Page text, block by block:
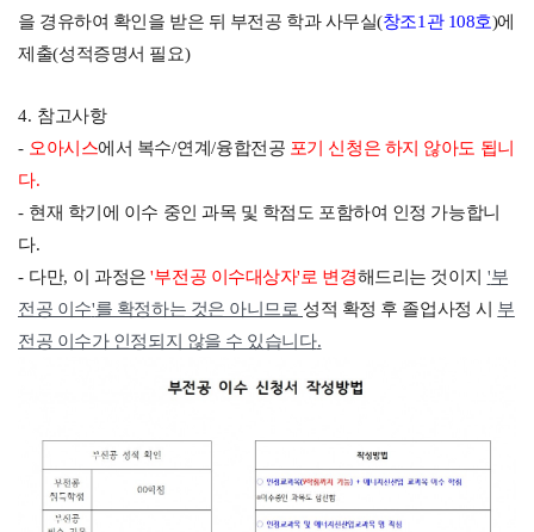
을 경유하여 확인을 받은 뒤 부전공 학과 사무실(창조1관 108호)에
제출(성적증명서 필요)
4. 참고사항
- 오아시스에서 복수/연계/융합전공 포기 신청은 하지 않아도 됩니
다.
- 현재 학기에 이수 중인 과목 및 학점도 포함하여 인정 가능합니
다.
- 다만, 이 과정은'부전공 이수대상자'로 변경해드리는 것이지 '부
전공 이수'를 확정하는 것은 아니므로 성적 확정 후 졸업사정 시 부
전공 이수가 인정되지 않을 수 있습니다.